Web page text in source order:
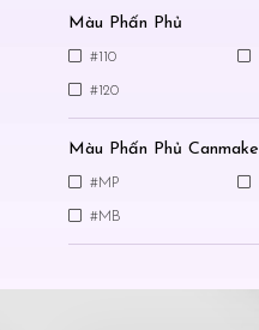
Màu Phấn Phủ
#110
#120
Màu Phấn Phủ Canmake
#MP
#MB